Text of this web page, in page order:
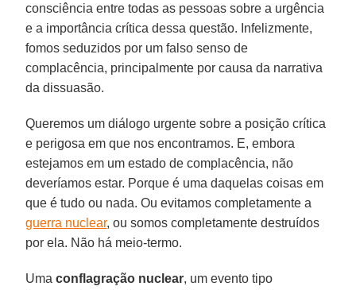
consciência entre todas as pessoas sobre a urgência
e a importância crítica dessa questão. Infelizmente,
fomos seduzidos por um falso senso de
complacência, principalmente por causa da narrativa
da dissuasão.
Queremos um diálogo urgente sobre a posição crítica
e perigosa em que nos encontramos. E, embora
estejamos em um estado de complacência, não
deveríamos estar. Porque é uma daquelas coisas em
que é tudo ou nada. Ou evitamos completamente a
guerra nuclear, ou somos completamente destruídos
por ela. Não há meio-termo.
Umaconflagração nuclear, um evento tipo